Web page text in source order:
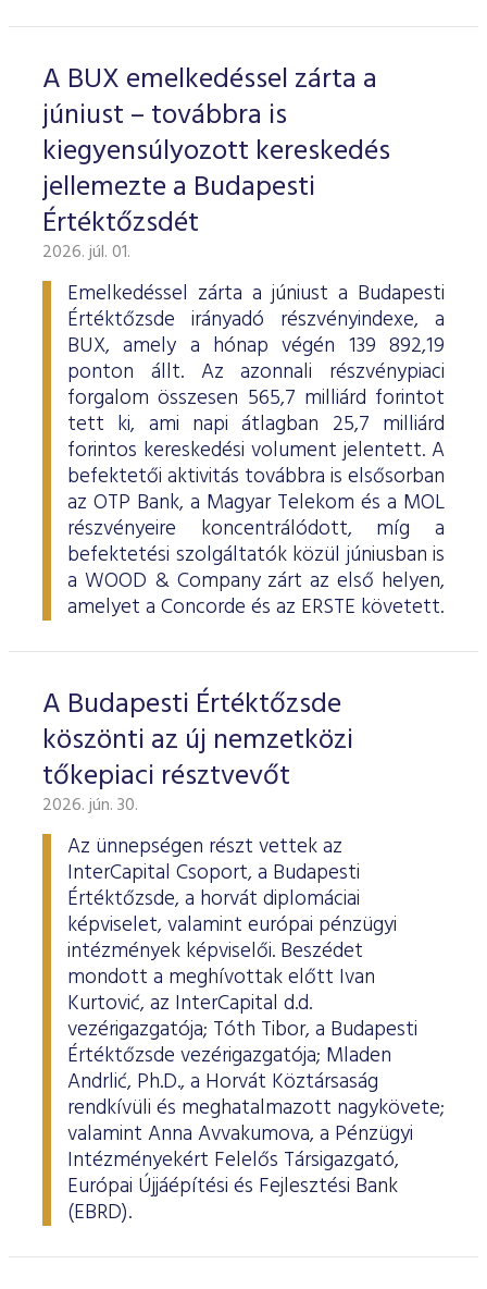
A BUX emelkedéssel zárta a
júniust – továbbra is
kiegyensúlyozott kereskedés
jellemezte a Budapesti
Értéktőzsdét
2026. júl. 01.
Emelkedéssel zárta a júniust a Budapesti
Értéktőzsde irányadó részvényindexe, a
BUX, amely a hónap végén 139 892,19
ponton állt. Az azonnali részvénypiaci
forgalom összesen 565,7 milliárd forintot
tett ki, ami napi átlagban 25,7 milliárd
forintos kereskedési volument jelentett. A
befektetői aktivitás továbbra is elsősorban
az OTP Bank, a Magyar Telekom és a MOL
részvényeire koncentrálódott, míg a
befektetési szolgáltatók közül júniusban is
a WOOD & Company zárt az első helyen,
amelyet a Concorde és az ERSTE követett.
A Budapesti Értéktőzsde
köszönti az új nemzetközi
tőkepiaci résztvevőt
2026. jún. 30.
Az ünnepségen részt vettek az
InterCapital Csoport, a Budapesti
Értéktőzsde, a horvát diplomáciai
képviselet, valamint európai pénzügyi
intézmények képviselői. Beszédet
mondott a meghívottak előtt Ivan
Kurtović, az InterCapital d.d.
vezérigazgatója; Tóth Tibor, a Budapesti
Értéktőzsde vezérigazgatója; Mladen
Andrlić, Ph.D., a Horvát Köztársaság
rendkívüli és meghatalmazott nagykövete;
valamint Anna Avvakumova, a Pénzügyi
Intézményekért Felelős Társigazgató,
Európai Újjáépítési és Fejlesztési Bank
(EBRD).